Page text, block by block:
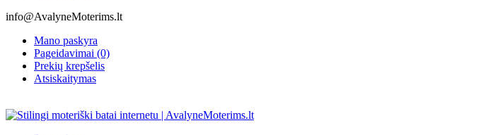
info@AvalyneMoterims.lt
Mano paskyra
Pageidavimai (0)
Prekių krepšelis
Atsiskaitymas